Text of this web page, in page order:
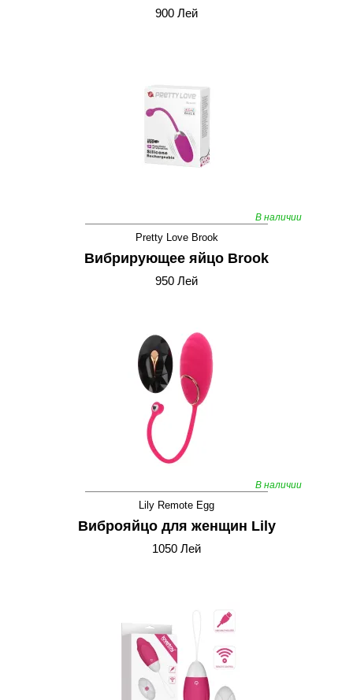
900 Лей
В наличии
Pretty Love Brook
Вибрирующее яйцо Brook
950 Лей
В наличии
Lily Remote Egg
Виброяйцо для женщин Lily
1050 Лей